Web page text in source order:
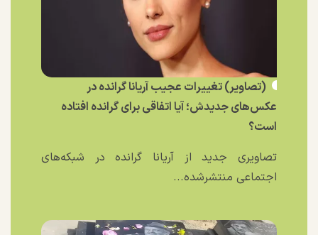
(تصاویر) تغییرات عجیب آریانا گرانده در
عکس‌های جدیدش؛ آیا اتفاقی برای گرانده افتاده
است؟
تصاویری جدید از آریانا گرانده در شبکه‌های
اجتماعی منتشرشده...